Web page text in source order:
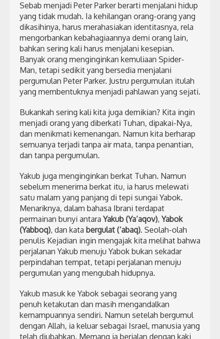
Sebab menjadi Peter Parker berarti menjalani hidup
yang tidak mudah. Ia kehilangan orang-orang yang
dikasihinya, harus merahasiakan identitasnya, rela
mengorbankan kebahagiaannya demi orang lain,
bahkan sering kali harus menjalani kesepian.
Banyak orang menginginkan kemuliaan Spider-
Man, tetapi sedikit yang bersedia menjalani
pergumulan Peter Parker. Justru pergumulan itulah
yang membentuknya menjadi pahlawan yang sejati.
Bukankah sering kali kita juga demikian? Kita ingin
menjadi orang yang diberkati Tuhan, dipakai-Nya,
dan menikmati kemenangan. Namun kita berharap
semuanya terjadi tanpa air mata, tanpa penantian,
dan tanpa pergumulan.
Yakub juga menginginkan berkat Tuhan. Namun
sebelum menerima berkat itu, ia harus melewati
satu malam yang panjang di tepi sungai Yabok.
Menariknya, dalam bahasa Ibrani terdapat
permainan bunyi antaraYakub (Ya’aqov),Yabok
(Yabboq), dan kata bergulat (‘abaq). Seolah-olah
penulis Kejadian ingin mengajak kita melihat bahwa
perjalanan Yakub menuju Yabok bukan sekadar
perpindahan tempat, tetapi perjalanan menuju
pergumulan yang mengubah hidupnya.
Yakub masuk ke Yabok sebagai seorang yang
penuh ketakutan dan masih mengandalkan
kemampuannya sendiri. Namun setelah bergumul
dengan Allah, ia keluar sebagai Israel, manusia yang
telah diubahkan. Memang ia berjalan dengan kaki